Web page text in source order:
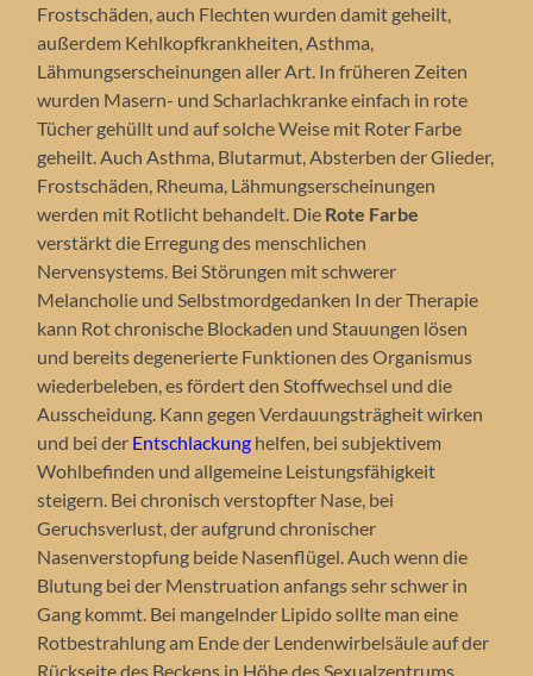
Frostschäden, auch Flechten wurden damit geheilt,
außerdem Kehlkopfkrankheiten, Asthma,
Lähmungserscheinungen aller Art. In früheren Zeiten
wurden Masern- und Scharlachkranke einfach in rote
Tücher gehüllt und auf solche Weise mit Roter Farbe
geheilt. Auch Asthma, Blutarmut, Absterben der Glieder,
Frostschäden, Rheuma, Lähmungserscheinungen
werden mit Rotlicht behandelt. Die Rote Farbe
verstärkt die Erregung des menschlichen
Nervensystems. Bei Störungen mit schwerer
Melancholie und Selbstmordgedanken In der Therapie
kann Rot chronische Blockaden und Stauungen lösen
und bereits degenerierte Funktionen des Organismus
wiederbeleben, es fördert den Stoffwechsel und die
Ausscheidung. Kann gegen Verdauungsträgheit wirken
und bei der Entschlackung helfen, bei subjektivem
Wohlbefinden und allgemeine Leistungsfähigkeit
steigern. Bei chronisch verstopfter Nase, bei
Geruchsverlust, der aufgrund chronischer
Nasenverstopfung beide Nasenflügel. Auch wenn die
Blutung bei der Menstruation anfangs sehr schwer in
Gang kommt. Bei mangelnder Lipido sollte man eine
Rotbestrahlung am Ende der Lendenwirbelsäule auf der
Rückseite des Beckens in Höhe des Sexualzentrums